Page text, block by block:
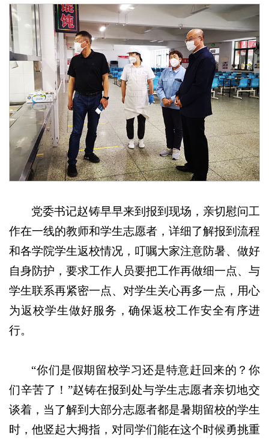
党委书记赵铸早早来到报到现场，亲切慰问工
作在一线的教师和学生志愿者，详细了解报到流程
和各学院学生返校情况，叮嘱大家注意防暑、做好
自身防护，要求工作人员要把工作再做细一点、与
学生联系再紧密一点、对学生关心再多一点，用心
为返校学生做好服务，确保返校工作安全有序进
行。
“你们是假期留校学习还是特意赶回来的？你
们辛苦了！”赵铸在报到处与学生志愿者亲切地交
谈着，当了解到大部分志愿者都是暑期留校的学生
时，他竖起大拇指，对同学们能在这个时候勇挑重